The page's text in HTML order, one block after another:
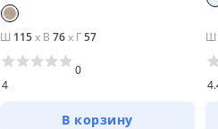
Ш 115x В 76x Г57
4
0
В корзину
Ш